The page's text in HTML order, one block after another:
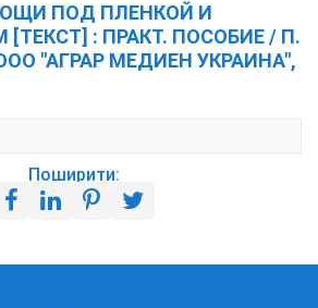
ПОД ПЛЕНКОЙ И
: ПРАКТ. ПОСОБИЕ / П.
"АГРАР МЕДИЕН УКРАИНА",
Поширити: